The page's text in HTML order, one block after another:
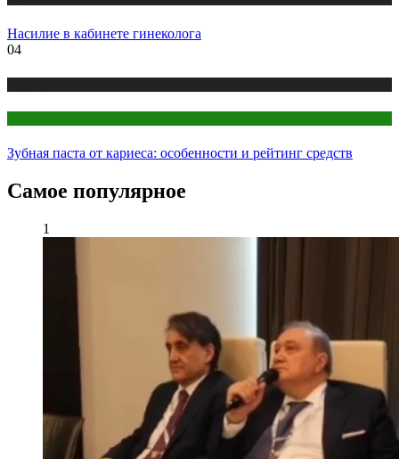
Насилие в кабинете гинеколога
04
Зубная паста от кариеса: особенности и рейтинг средств
Самое популярное
1